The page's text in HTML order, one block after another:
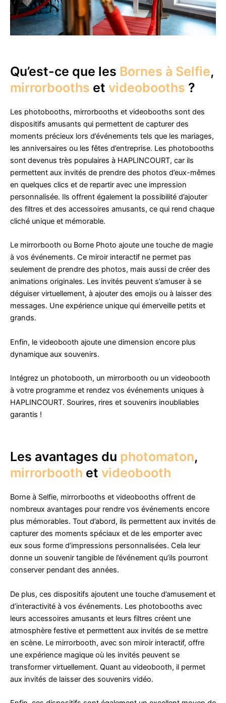
Qu’est-ce que les Bornes à Selfie,
mirrorbooths et videobooths ?
Les photobooths, mirrorbooths et videobooths sont des
dispositifs amusants qui permettent de capturer des
moments précieux lors d’événements tels que les mariages,
les anniversaires ou les fêtes d’entreprise. Les photobooths
sont devenus très populaires à HAPLINCOURT, car ils
permettent aux invités de prendre des photos d’eux-mêmes
en quelques clics et de repartir avec une impression
personnalisée. Ils offrent également la possibilité d’ajouter
des filtres et des accessoires amusants, ce qui rend chaque
cliché unique et mémorable.
Le mirrorbooth ou Borne Photo ajoute une touche de magie
à vos événements. Ce miroir interactif ne permet pas
seulement de prendre des photos, mais aussi de créer des
animations originales. Les invités peuvent s’amuser à se
déguiser virtuellement, à ajouter des emojis ou à laisser des
messages. Une expérience unique qui émerveille petits et
grands.
Enfin, le videobooth ajoute une dimension encore plus
dynamique aux souvenirs.
Intégrez un photobooth, un mirrorbooth ou un videobooth
à votre programme et rendez vos événements uniques à
HAPLINCOURT. Sourires, rires et souvenirs inoubliables
garantis !
Les avantages du photomaton,
mirrorbooth et videobooth
Borne à Selfie, mirrorbooths et videobooths offrent de
nombreux avantages pour rendre vos événements encore
plus mémorables. Tout d’abord, ils permettent aux invités de
capturer des moments spéciaux et de les emporter avec
eux sous forme d’impressions personnalisées. Cela leur
donne un souvenir tangible de l’événement qu’ils pourront
conserver pendant des années.
De plus, ces dispositifs ajoutent une touche d’amusement et
d’interactivité à vos événements. Les photobooths avec
leurs accessoires amusants et leurs filtres créent une
atmosphère festive et permettent aux invités de se mettre
en scène. Le mirrorbooth, avec son miroir interactif, offre
une expérience magique où les invités peuvent se
transformer virtuellement. Quant au videobooth, il permet
aux invités de laisser des souvenirs vidéo.